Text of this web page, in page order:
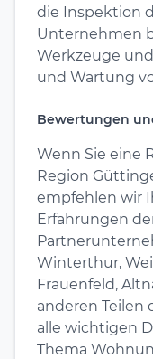
die Inspektion
Unternehmen
Werkzeuge
und Wartung
Bewertungen
Wenn Sie eine
Region
empfehlen wir
Erfahrungen
Winterthur,
Frauenfeld,
anderen Teilen
alle wichtigen
Thema